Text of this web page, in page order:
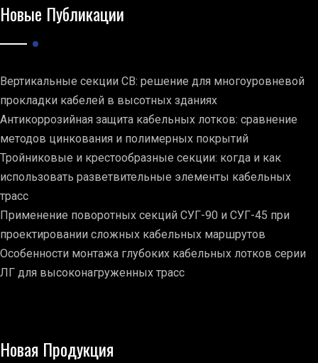
Новые Публикации
Вертикальные секции СВ: решение для многоуровневой
прокладки кабелей в высотных зданиях
Антикоррозийная защита кабельных лотков: сравнение
методов цинкования и полимерных покрытий
Тройниковые и крестообразные секции: когда и как
использовать разветвительные элементы кабельных
трасс
Применение поворотных секций СУГ-90 и СУГ-45 при
проектировании сложных кабельных маршрутов
Особенности монтажа глубоких кабельных лотков серии
ЛГ для высоконагруженных трасс
Новая Продукция